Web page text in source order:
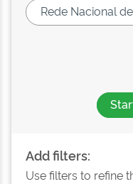
Add filters:
Use filters to refine